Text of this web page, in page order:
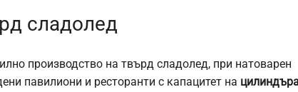
сладолед
производство на твърд сладолед, при натоварен
павилиони и ресторанти с капацитет на